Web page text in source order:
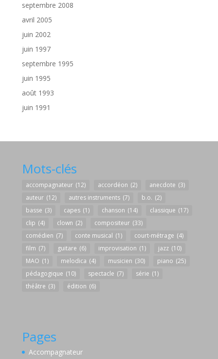
septembre 2008
avril 2005
juin 2002
juin 1997
septembre 1995
juin 1995
août 1993
juin 1991
Mots-clés
accompagnateur (12) accordéon (2) anecdote (3)
auteur (12) autres instruments (7) b.o. (2)
basse (3) capes (1) chanson (14) classique (17)
clip (4) clown (2) compositeur (33)
comédien (7) conte musical (1) court-métrage (4)
film (7) guitare (6) improvisation (1) jazz (10)
MAO (1) melodica (4) musicien (30) piano (25)
pédagogique (10) spectacle (7) série (1)
théâtre (3) édition (6)
Pages
Accompagnateur